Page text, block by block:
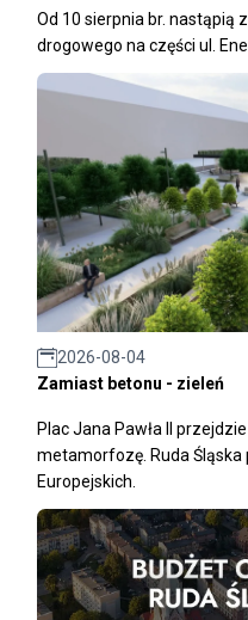
Od 10 sierpnia br. nastąpią
drogowego na części ul.
2026-08-04
Zamiast betonu - zieleń
Plac Jana Pawła II
metamorfozę. Ruda Śląska
Europejskich.